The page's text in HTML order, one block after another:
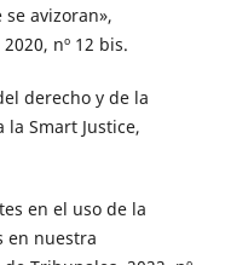
avizoran»,
nº 12 bis.
derecho y de la
Smart Justice,
en el uso de la
en nuestra